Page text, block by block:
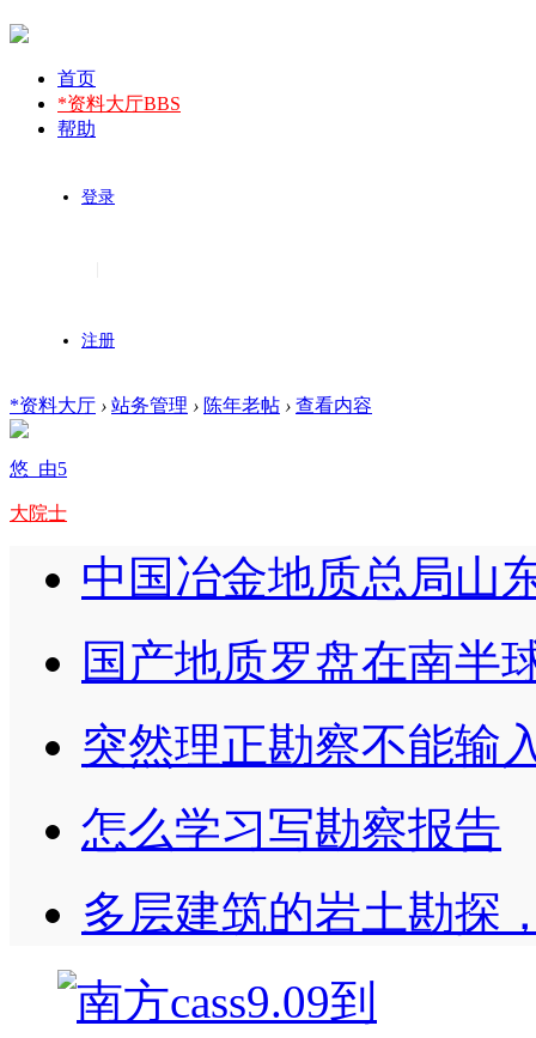
首页
*资料大厅BBS
帮助
登录
注册
*资料大厅 › 站务管理 › 陈年老帖 › 查看内容
悠_由5
大院士
中国冶金地质总局山
国产地质罗盘在南半
突然理正勘察不能输
怎么学习写勘察报告
多层建筑的岩土勘探